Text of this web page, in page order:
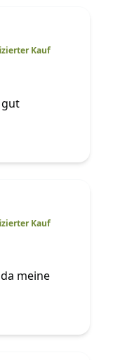
Kauf
gut
Kauf
meine